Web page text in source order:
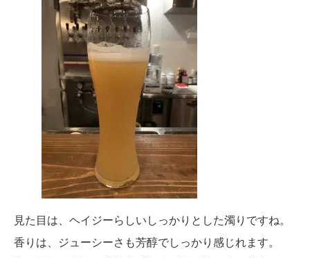
見た目は、ヘイジーらしいしっかりとした濁りですね。
香りは、ジューシーさも芳醇でしっかり感じれます。